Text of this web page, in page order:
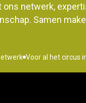
netwerk,
Samen
Voor al het circus